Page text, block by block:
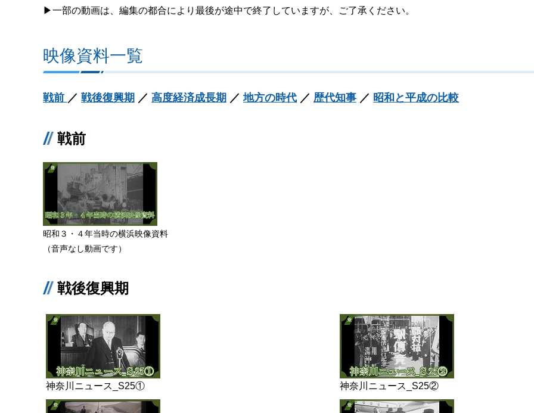
▶一部の動画は、編集の都合により最後が途中で終了していますが、ご了承ください。
映像資料一覧
戦前 ／ 戦後復興期 ／ 高度経済成長期 ／地方の時代 ／ 歴代知事 ／ 昭和と平成の比較
戦前
昭和３・４年当時の横浜映像資料
（音声なし動画です）
戦後復興期
神奈川ニュース_S25① 神奈川ニュース_S25②